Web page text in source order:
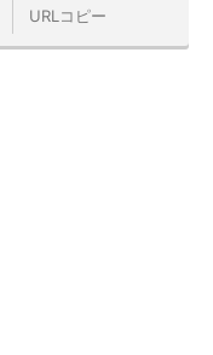
URLコピー